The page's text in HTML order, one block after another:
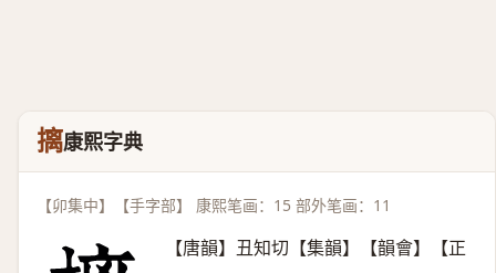
摛康熙字典
【卯集中】【手字部】 康熙笔画：15 部外笔画：11
【唐韻】丑知切【集韻】【韻會】【正